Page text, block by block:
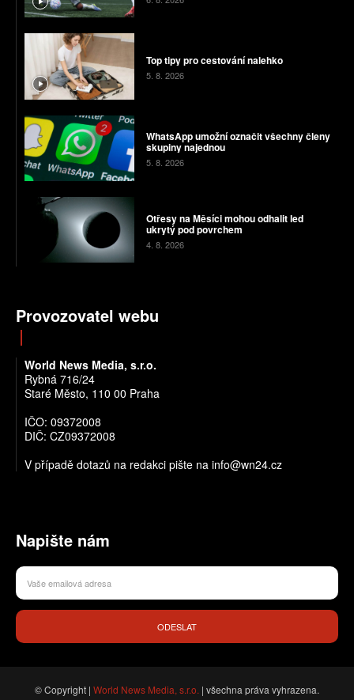
Top tipy pro cestování nalehko
5. 8. 2026
WhatsApp umožní označit všechny členy
skupiny najednou
5. 8. 2026
Otřesy na Měsíci mohou odhalit led
ukrytý pod povrchem
4. 8. 2026
Provozovatel webu
World News Media, s.r.o.
Rybná 716/24
Staré Město, 110 00 Praha
IČO: 09372008
DIČ: CZ09372008
V případě dotazů na redakci pište na info@wn24.cz
Napište nám
ODESLAT
© Copyright | World News Media, s.r.o. | všechna práva vyhrazena.